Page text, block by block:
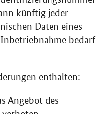
künftig jeder
Daten eines
bedarf
enthalten:
Angebot des